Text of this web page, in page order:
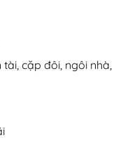
cặp đôi, ngôi nhà,